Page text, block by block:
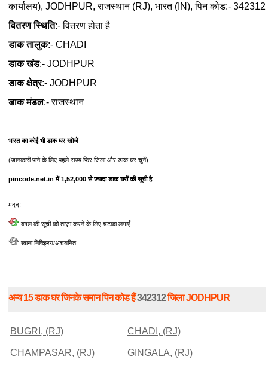
कार्यालय), JODHPUR, राजस्थान (RJ), भारत (IN), पिन कोड:- 342312
वितरण स्थिति:- वितरण होता है
डाक तालुक:- CHADI
डाक खंड:- JODHPUR
डाक क्षेत्र:- JODHPUR
डाक मंडल:- राजस्थान
भारत का कोई भी डाक घर खोजें
(जानकारी पाने के लिए पहले राज्य फिर जिला और डाक घर चुनें)
pincode.net.in में 1,52,000 से ज़्यादा डाक घरों की सूची है
मदद:-
बगल की सूची को ताज़ा करने के लिए चटका लगाएँ
खाना निष्क्रिय/अचयनित
अन्य 15 डाक घर जिनके समान पिन कोड हैं342312जिला JODHPUR
BUGRI, (RJ) CHADI, (RJ)
CHAMPASAR, (RJ) GINGALA, (RJ)